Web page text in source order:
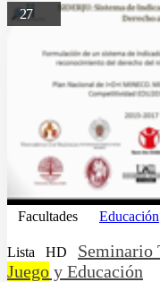
27
Facultades Educación
Lista HD
Seminario
Juego y Educación